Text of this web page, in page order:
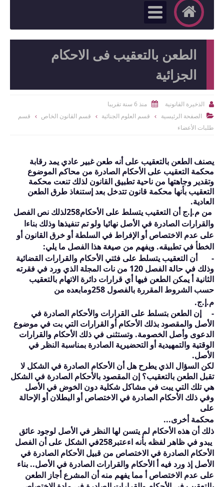
الطعن بالتعقيب فى الاحكام
الجزائية
 الذخيرة القانونية  منذ 6 سنة تقريبا
 الصفحة الرئيسية قسم العلوم الجنائية قسم القانون الخاص
قسم
طلبات الأعضاء
يصنف الطعن بالتعقيب على أنه طعن غبير عادي يمد رقابة
محكمة التعقيب على الأحكام الصادرة من محاكم الموضوع
وتقدير وجاهتها من ناحية تطبيق القانون لذلك تنعت محكمة
التعقيب بأنها محكمة قانون تتدخل بعد إستنغاذ طرق الطعن
العادية.
لذلك نص الفصل258من م.إ.ج أن التعقيب يتسلط على الأحكام
والقرارات الصادرة في الأصل نهائيا ولو تم تنفيذها وذلك بناءا
على عدم الاختصاص أو الإفراط في السلطة أو خرق القانون أو
الخطأ في تطبيقه. ويفهم من صيغة هذا الفصل ما يلي:
-
أن التعقيب يتسلط على فئتي الأحكام والقرارات القضائية
وذلك في حالة الفصل 120 من نات المجلة الذي ورد في فقرته
الثانية أ يمكن الطعن فيها أي قرارات دائرة الاتهام بالتعقيب
حسب الشروط المقررة بالفصول 258ومابعده من
م.إ.ج.
-
إن الطعن بتسلط على القرارات والأحكام الصادرة في
الأصل والمقصود بذلك الأحكامأو القرارات التي بت في موضوع
الدعوى وأصل الخصومة. وتستثنى في ذلك الأحكام والقرارات
الوقتية والتمهيديةأو التحضيرية الصادرة بمناسبة النظر في
الأصل.
لكن السؤال الذي يطرح هل أن الأحكام الصادرة في الشكل لا
تقبل الطعن بالتعقيب؟ إن المقصود بالأحكام الصادرة في الشكل
هي تلك التي يبت في مشاكل شكلية دون الخوض في الأصل
وفي ذلك الأحكام الصادرة في الاختصاص أو البطلان أو الإحالة
على
محكمة أخرى...
ذلك أن هذه الأحكام لم يتسن لها النظر في الأصل لوجود عائق
في الشكل على أن الفصل258يبدو في ظاهر لفظه بأنه اءعتبر
الأحكام الصادرة في الاختصاص من قبيل الأحكام الصادرة في
الأصل إذ ورد فيه أ الأحكام والقرارات الصادرة في الأصل.. بناء
على عدم الاختصاص أ مما يفهم منه أن المشرع أجاز الطعن